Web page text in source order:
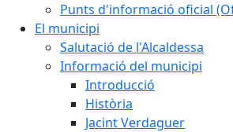
Punts d'informació oficial
El municipi
Salutació de l'Alcaldessa
Informació del municipi
Introducció
Història
Jacint Verdaguer